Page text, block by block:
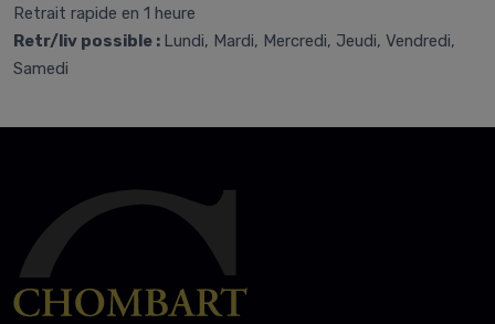
Retrait rapide en 1 heure
Retr/liv possible : Lundi, Mardi, Mercredi, Jeudi, Vendredi,
Samedi